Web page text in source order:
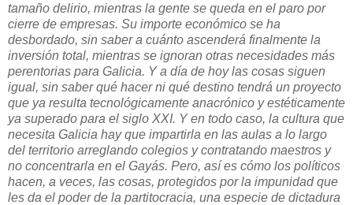
tamaño delirio, mientras la gente se queda en el paro por
cierre de empresas. Su importe económico se ha
desbordado, sin saber a cuánto ascenderá finalmente la
inversión total, mientras se ignoran otras necesidades más
perentorias para Galicia. Y a día de hoy las cosas siguen
igual, sin saber qué hacer ni qué destino tendrá un proyecto
que ya resulta tecnológicamente anacrónico y estéticamente
ya superado para el siglo XXI. Y en todo caso, la cultura que
necesita Galicia hay que impartirla en las aulas a lo largo
del territorio arreglando colegios y contratando maestros y
no concentrarla en el Gayás. Pero, así es cómo los políticos
hacen, a veces, las cosas, protegidos por la impunidad que
les da el poder de la partitocracia, una especie de dictadura